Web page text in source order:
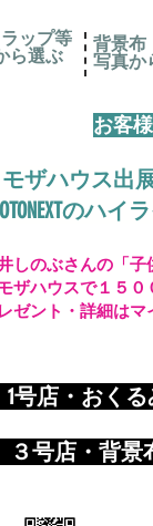
ップ等
ら選ぶ
背景布
写真か
お客
モザハウス出
のハ
1号店・おく
​ ３号店・背
しのぶさんの「
ザハウスで１５
ゼント・詳細は